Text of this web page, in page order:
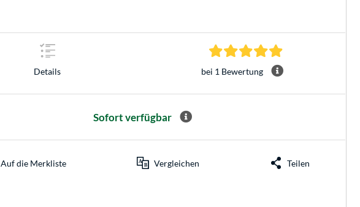
Details
5.0 Sterne bei 1
bei 1 Bewertung
Sofort verfügbar
Auf die Merkliste Vergleichen Teilen